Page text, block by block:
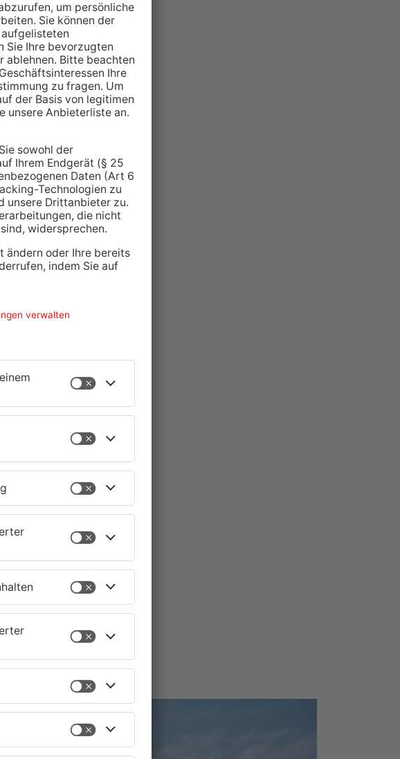
hier
Ein
Tiere in
weil hier
nur
TOPNEWS